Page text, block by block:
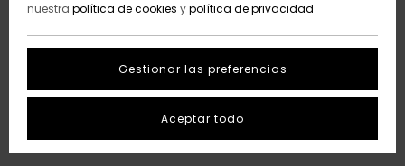
nuestra política de cookies ypolítica de privacidad
Gestionar las preferencias
Aceptar todo